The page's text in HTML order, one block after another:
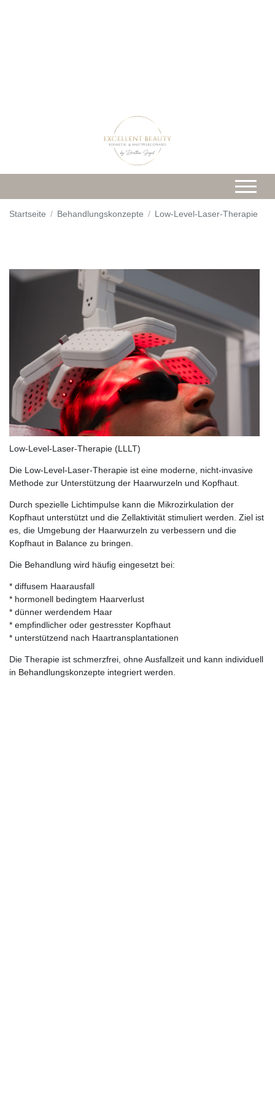
Startseite Behandlungskonzepte Low-Level-Laser-Therapie
Low-Level-Laser-Therapie (LLLT)
Die Low-Level-Laser-Therapie ist eine moderne, nicht-invasive
Methode zur Unterstützung der Haarwurzeln und Kopfhaut.
Durch spezielle Lichtimpulse kann die Mikrozirkulation der
Kopfhaut unterstützt und die Zellaktivität stimuliert werden. Ziel ist
es, die Umgebung der Haarwurzeln zu verbessern und die
Kopfhaut in Balance zu bringen.
Die Behandlung wird häufig eingesetzt bei:
* diffusem Haarausfall
* hormonell bedingtem Haarverlust
* dünner werdendem Haar
* empfindlicher oder gestresster Kopfhaut
* unterstützend nach Haartransplantationen
Die Therapie ist schmerzfrei, ohne Ausfallzeit und kann individuell
in Behandlungskonzepte integriert werden.